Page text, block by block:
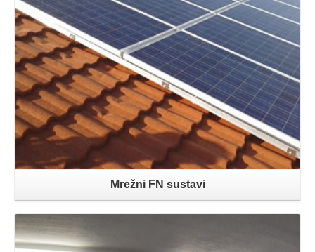
Mrežni FN sustavi